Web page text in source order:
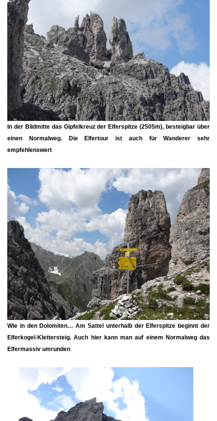
In der Bildmitte das Gipfelkreuz der Elferspitze (2505m), besteigbar über
einen Normalweg. Die Elfertour ist auch für Wanderer sehr
empfehlenswert
Wie in den Dolomiten… Am Sattel unterhalb der Elferspitze beginnt der
Elferkogel-Klettersteig. Auch hier kann man auf einem Normalweg das
Elfermassiv umrunden